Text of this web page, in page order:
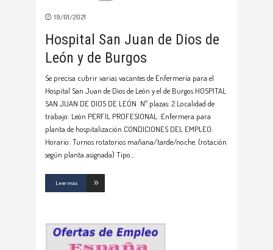
19/01/2021
Hospital San Juan de Dios de
León y de Burgos
Se precisa cubrir varias vacantes de Enfermería para el
Hospital San Juan de Dios de León y el de Burgos HOSPITAL
SAN JUAN DE DIOS DE LEÓN Nº plazas: 2 Localidad de
trabajo: León PERFIL PROFESIONAL: Enfermera para
planta de hospitalización CONDICIONES DEL EMPLEO:
Horario: Turnos rotatorios mañana/tarde/noche. (rotación
según planta asignada) Tipo
Leer más